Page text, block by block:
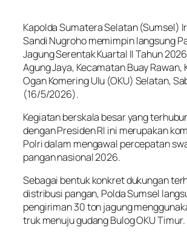
Kapolda Sumatera Selatan (Sumsel)
Sandi Nugroho memimpin langsung
Jagung Serentak Kuartal II Tahun
Agung Jaya, Kecamatan Buay Rawan,
Ogan Komering Ulu (OKU) Selatan,
(16/5/2026).
Kegiatan berskala besar yang
dengan Presiden RI ini merupakan
Polri dalam mengawal percepatan
pangan nasional 2026.
Sebagai bentuk konkret dukungan
distribusi pangan, Polda Sumsel
pengiriman 30 ton jagung
truk menuju gudang Bulog OKU Timur.